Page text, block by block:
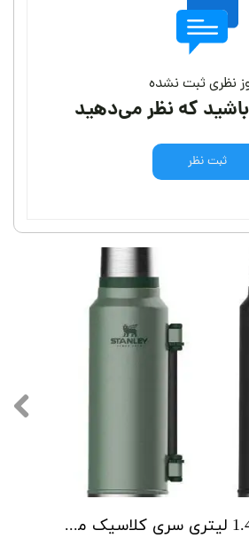
نظری ثبت نشده
که نظر می‌دهید
ثبت نظر
فلاسک استنلی 1.4 لیتری سری کلاسیک مدل Classic Legendary Bottle 1.4 L